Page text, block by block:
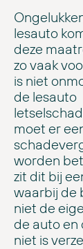
lesauto
deze
zo vaak
is niet
de lesauto
moet er
worden
zit dit bij
waarbij de
niet de
de auto en
niet is